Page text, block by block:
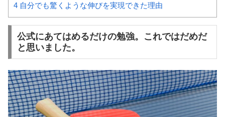
4 自分でも驚くような伸びを実現できた理由
公式にあてはめるだけの勉強。これではだめだ
と思いました。